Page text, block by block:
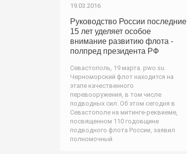
19.03.2016
Руководство России последние
15 лет уделяет особое
внимание развитию флота -
полпред президента РФ
Севастополь, 19 марта. pwo.su.
Черноморский флот находится на
этапе качественного
перевооружения, в том числе
подводных сил. Об этом сегодня в
Севастополе на митинге-реквиеме,
посвященном 110 годовщине
подводного флота России, заявил
полномочный